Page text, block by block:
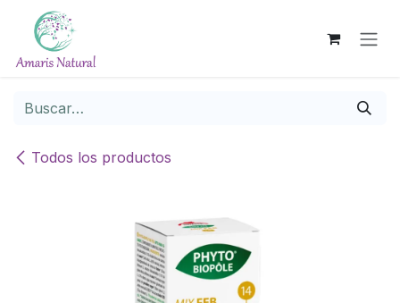
Ir al contenido
Todos los productos